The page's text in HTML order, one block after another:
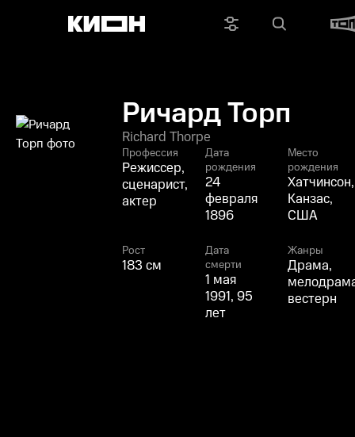
Ричард Торп
Richard Thorpe
Профессия
Режиссер,
сценарист,
актер
Дата
рождения
24
февраля
1896
Место
рождения
Хатчинсон,
Канзас,
США
Рост
183 см
Дата
смерти
1 мая
1991, 95
лет
Жанры
Драма,
вестерн